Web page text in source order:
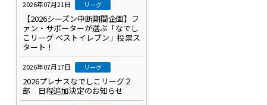
2026年07月21日 リーグ
【2026シーズン中断期間企画】フ
ァン・サポーターが選ぶ「なでし
こリーグ ベストイレブン」投票ス
タート！
2026年07月17日 リーグ
2026プレナスなでしこリーグ２
部 日程追加決定のお知らせ